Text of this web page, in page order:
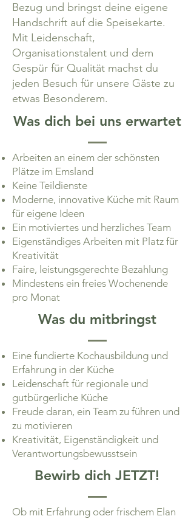
Bezug und bringst deine eigene
Handschrift auf die Speisekarte.
Mit Leidenschaft,
Organisationstalent und dem
Gespür für Qualität machst du
jeden Besuch für unsere Gäste zu
etwas Besonderem.
Was dich bei uns erwartet
Arbeiten an einem der schönsten
Plätze im Emsland
Keine Teildienste
Moderne, innovative Küche mit Raum
für eigene Ideen
Ein motiviertes und herzliches Team
Eigenständiges Arbeiten mit Platz für
Kreativität
Faire, leistungsgerechte Bezahlung
Mindestens ein freies Wochenende
pro Monat
Was du mitbringst
Eine fundierte Kochausbildung und
Erfahrung in der Küche
Leidenschaft für regionale und
gutbürgerliche Küche
Freude daran, ein Team zu führen und
zu motivieren
Kreativität, Eigenständigkeit und
Verantwortungsbewusstsein
Bewirb dich JETZT!
Ob mit Erfahrung oder frischem Elan